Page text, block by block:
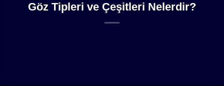
Göz Tipleri ve Çeşitleri Nelerdir?